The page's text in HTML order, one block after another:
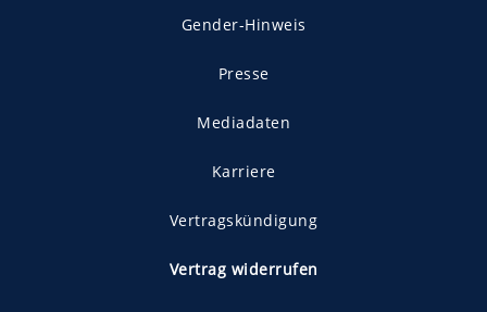
Gender-Hinweis
Presse
Mediadaten
Karriere
Vertragskündigung
Vertrag widerrufen